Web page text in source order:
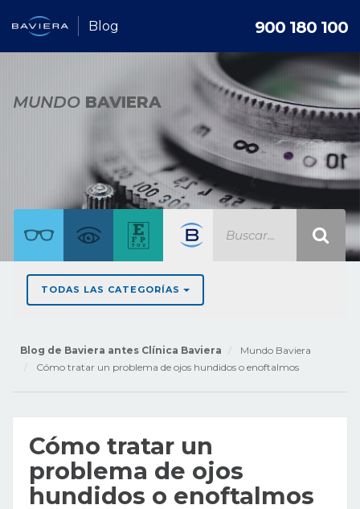
Blog 900 180 100
MUNDO BAVIERA
TODAS LAS CATEGORÍAS
Blog de Baviera antes Clínica Baviera
Mundo Baviera
Cómo tratar un problema de ojos hundidos o enoftalmos
Cómo tratar un
problema de ojos
hundidos o enoftalmos